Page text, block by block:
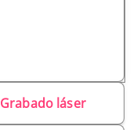
Grabado láser